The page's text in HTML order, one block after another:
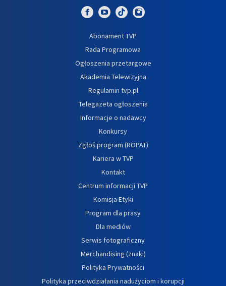
Abonament TVP
Rada Programowa
Ogłoszenia przetargowe
Akademia Telewizyjna
Regulamin tvp.pl
Telegazeta ogłoszenia
Informacje o nadawcy
Konkursy
Zgłoś program (ROPAT)
Kariera w TVP
Kontakt
Centrum informacji TVP
Komisja Etyki
Program dla prasy
Dla mediów
Serwis fotograficzny
Merchandising (znaki)
Polityka Prywatności
Polityka przeciwdziałania nadużyciom i korupcji